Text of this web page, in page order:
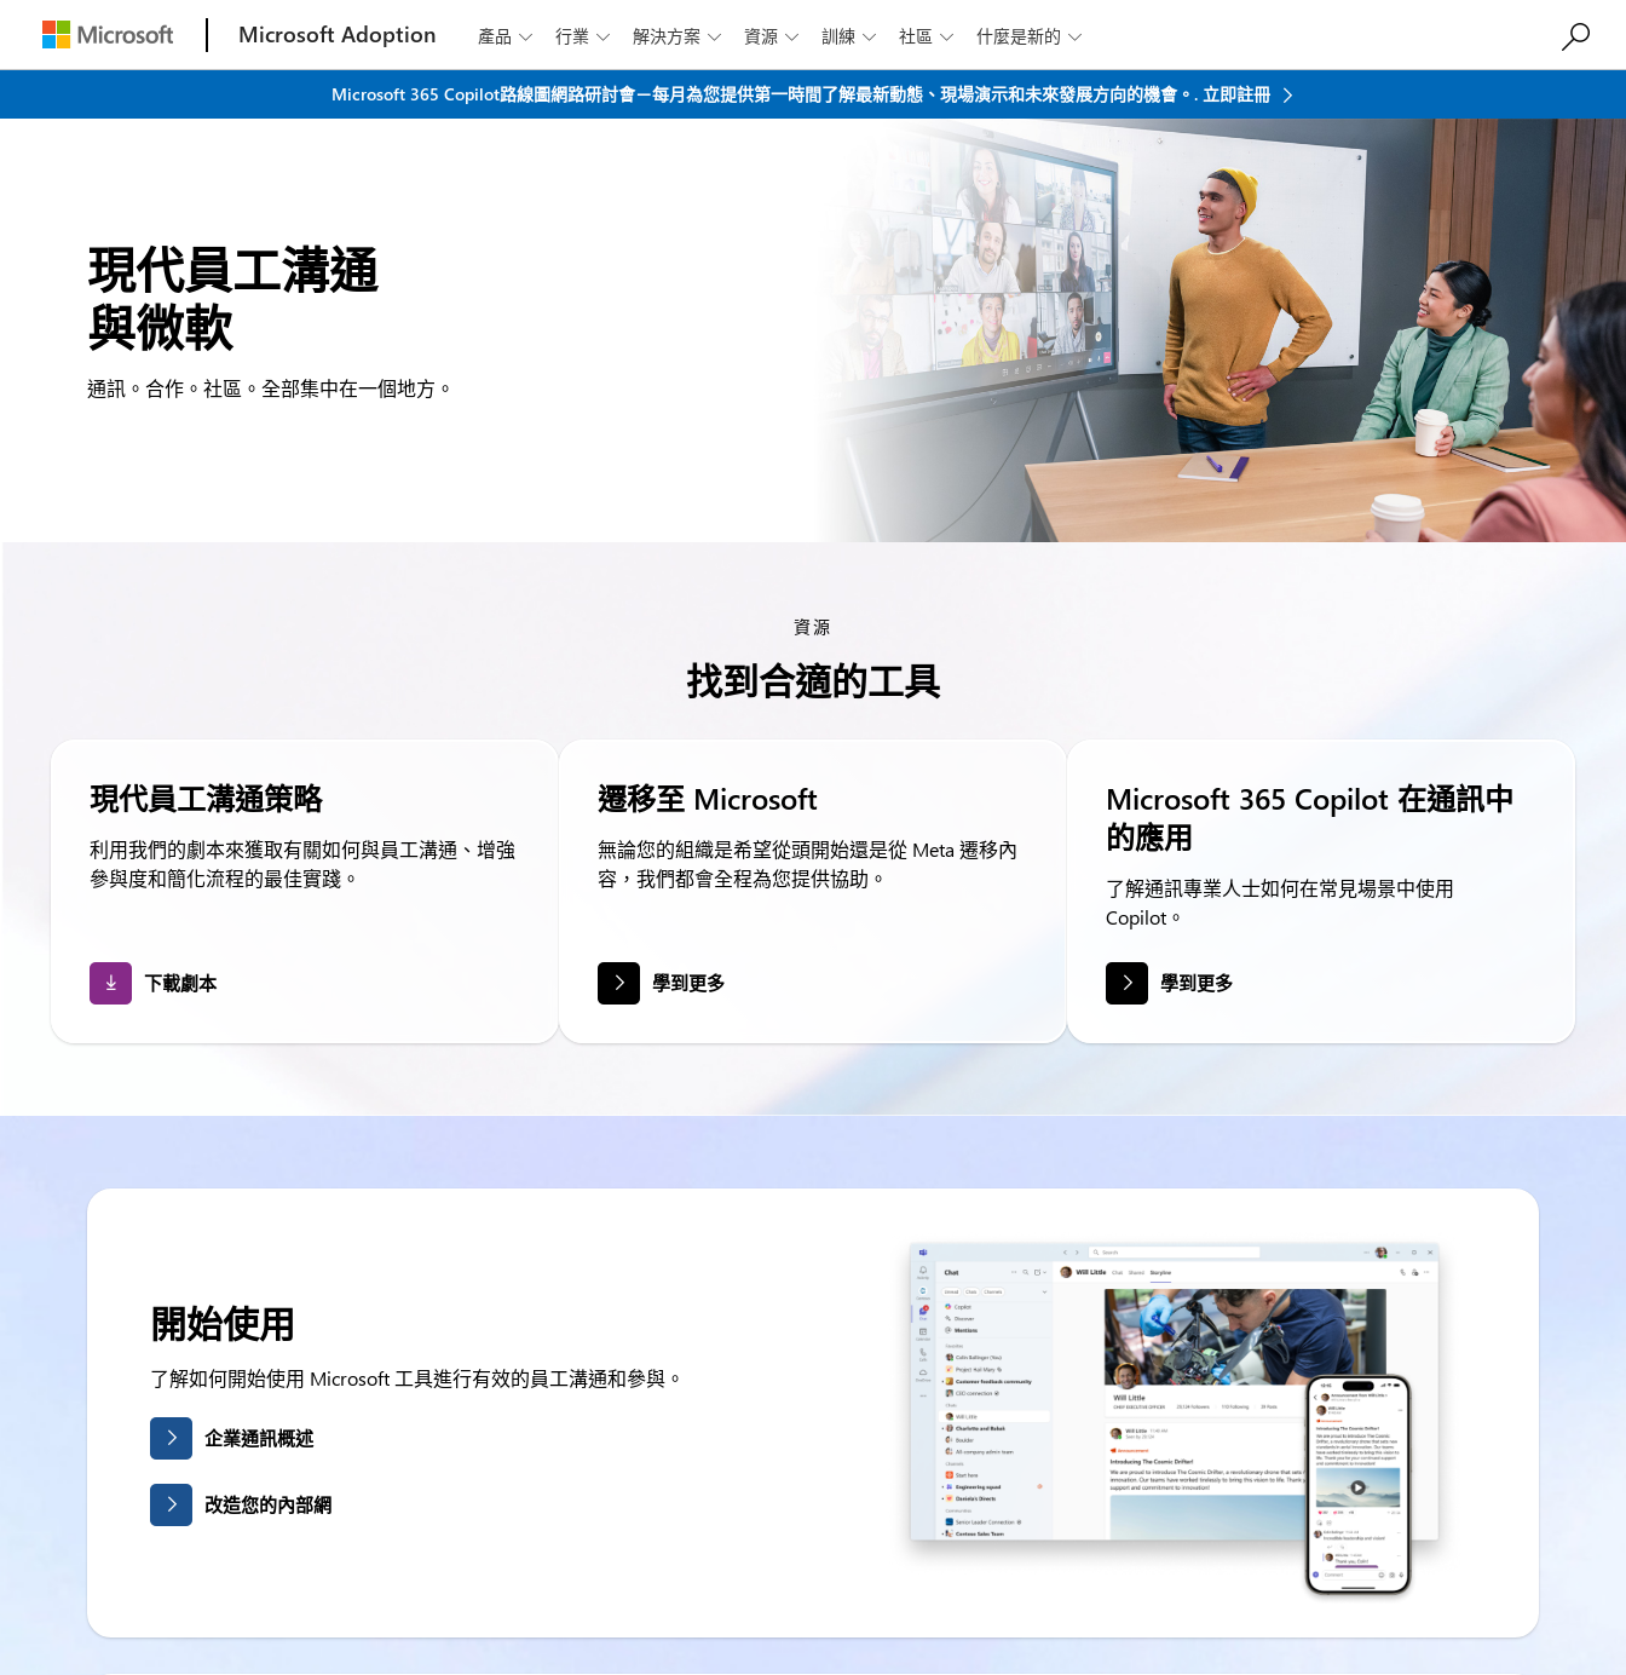
跳到主要內容
Microsoft Adoption 產品  行業  解決方案  資源  訓練  社區  什麼是新的 
Microsoft 365 Copilot路線圖網路研討會－每月為您提供第一時間了解最新動態、現場演示和未來發展方向的機會。. 立即註冊
現代員工溝通
與微軟
通訊。合作。社區。全部集中在一個地方。
資源
找到合適的工具
現代員工溝通策略
利用我們的劇本來獲取有關如何與員工溝通、增強
參與度和簡化流程的最佳實踐。
下載劇本
遷移至 Microsoft
無論您的組織是希望從頭開始還是從 Meta 遷移內
容，我們都會全程為您提供協助。
學到更多
Microsoft 365 Copilot 在通訊中
的應用
了解通訊專業人士如何在常見場景中使用
Copilot。
學到更多
開始使用
了解如何開始使用 Microsoft 工具進行有效的員工溝通和參與。
企業通訊概述
改造您的內部網